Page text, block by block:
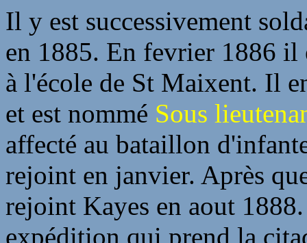
Il y est successivement
en 1885. En fevrier 1886 il
à l'école de St Maixent. Il
et est nommé Sous
affecté au bataillon
rejoint en janvier. Après
rejoint Kayes en aout
expédition qui prend la